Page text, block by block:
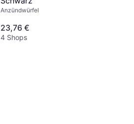
Anzündwürfel
23,76 €
4 Shops